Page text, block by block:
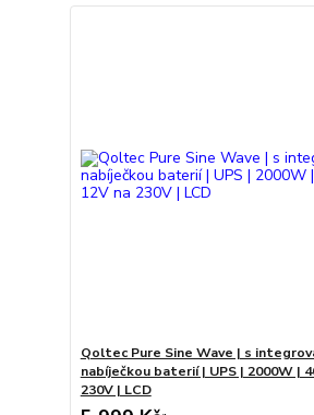
Qoltec Pure Sine Wave | s
nabíječkou baterií | UPS | 2000W |
230V | LCD